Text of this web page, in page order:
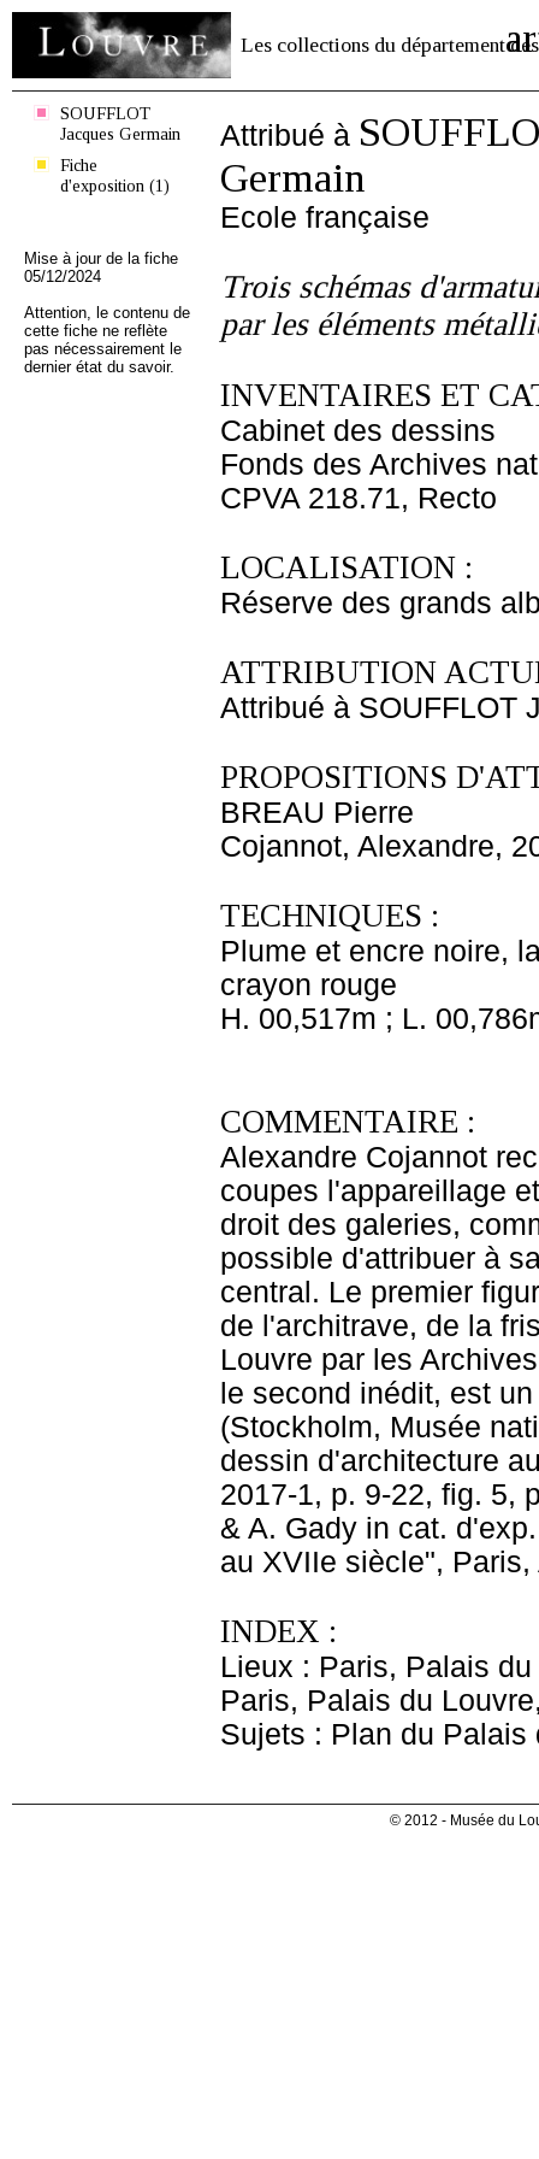
Les collections du département des
SOUFFLOT
Jacques Germain
Fiche
d'exposition (1)
Mise à jour de la fiche
05/12/2024
Attention, le contenu de
cette fiche ne reflète
pas nécessairement le
dernier état du savoir.
Attribué à
Germain
Ecole française
Trois schémas
par les éléments
INVENTAIRES ET
Cabinet des dessins
Fonds des Archives
CPVA 218.71, Recto
LOCALISATION :
Réserve des grands
ATTRIBUTION
Attribué à SOUFFLOT
PROPOSITIONS
BREAU Pierre
Cojannot, Alexandre,
TECHNIQUES :
Plume et encre noire,
crayon rouge
H. 00,517m ; L.
COMMENTAIRE :
Alexandre Cojannot
coupes l'appareillage
droit des galeries,
possible d'attribuer à
central. Le premier
de l'architrave, de la
Louvre par les
le second inédit, est
(Stockholm, Musée
dessin d'architecture
2017-1, p. 9-22, fig. 5,
& A. Gady in cat.
au XVIIe siècle",
INDEX :
Lieux : Paris, Palais
Paris, Palais du
Sujets : Plan du Palais
© 2012 - Musée du